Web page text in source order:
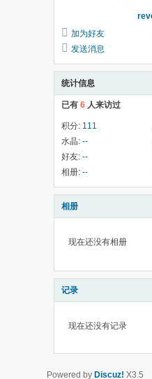
加为好友
发送消息
统计信息
已有 6 人来访过
积分: 111
水晶: --
好友: --
相册: --
相册
现在还没有相册
记录
现在还没有记录
Powered by Discuz! X3.5